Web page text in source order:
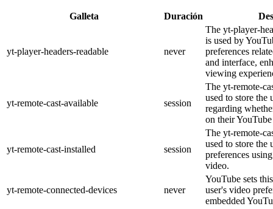
Galleta Duración
yt-player-headers-readable never
The yt-player-
is used by
preferences
and interface,
viewing
yt-remote-cast-available session
The yt-remote-
used to store the
regarding
on their
yt-remote-cast-installed session
The yt-remote-
used to store the
preferences
video.
yt-remote-connected-devices never
YouTube sets
user's video
embedded